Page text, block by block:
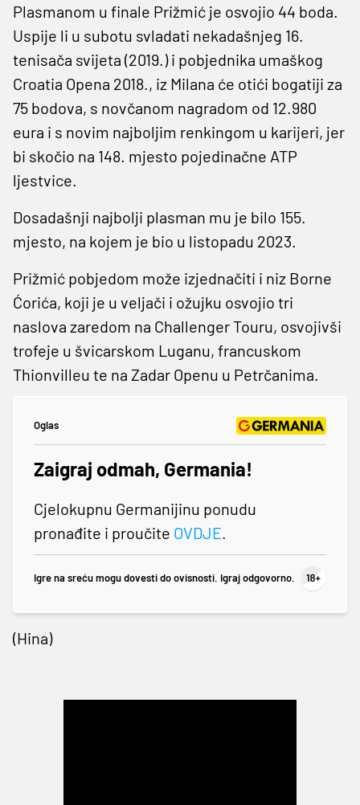
Plasmanom u finale Prižmić je osvojio 44 boda.
Uspije li u subotu svladati nekadašnjeg 16.
tenisača svijeta (2019.) i pobjednika umaškog
Croatia Opena 2018., iz Milana će otići bogatiji za
75 bodova, s novčanom nagradom od 12.980
eura i s novim najboljim renkingom u karijeri, jer
bi skočio na 148. mjesto pojedinačne ATP
ljestvice.
Dosadašnji najbolji plasman mu je bilo 155.
mjesto, na kojem je bio u listopadu 2023.
Prižmić pobjedom može izjednačiti i niz Borne
Ćorića, koji je u veljači i ožujku osvojio tri
naslova zaredom na Challenger Touru, osvojivši
trofeje u švicarskom Luganu, francuskom
Thionvilleu te na Zadar Openu u Petrčanima.
Oglas
Zaigraj odmah, Germania!
Cjelokupnu Germanijinu ponudu
pronađite i proučite OVDJE.
Igre na sreću mogu dovesti do ovisnosti. Igraj odgovorno.
(Hina)